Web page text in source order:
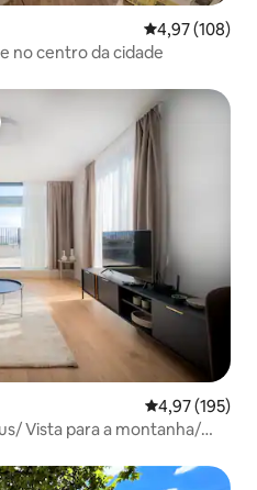
4,97 de uma
4,97 (108)
no centro da cidade
hóspedes
4,97 de uma
4,97 (195)
Vista para a montanha/